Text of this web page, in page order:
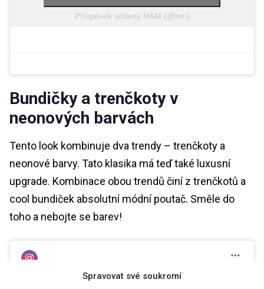
Spravovat své soukromí
Příspěvek sdílený H&M (@hm)
Bundičky a trenčkoty v
neonových barvách
Tento look kombinuje dva trendy – trenčkoty a
neonové barvy. Tato klasika má teď také luxusní
upgrade. Kombinace obou trendů činí z trenčkotů a
cool bundiček absolutní módní poutač. Směle do
toho a nebojte se barev!